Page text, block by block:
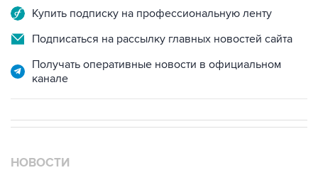
Купить подписку на профессиональную ленту
Подписаться на рассылку главных новостей сайта
Получать оперативные новости в официальном
канале
НОВОСТИ